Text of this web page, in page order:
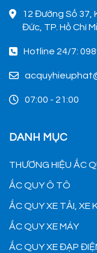
12 Đường Số 37,
Đức, TP. Hồ Chí
Hotline 24/7:
07:00 - 21:00
DANH MỤC
THƯƠNG HIỆU ẮC
ẮC QUY Ô TÔ
ẮC QUY XE TẢI, XE
ẮC QUY XE MÁY
ẮC QUY XE ĐẠP